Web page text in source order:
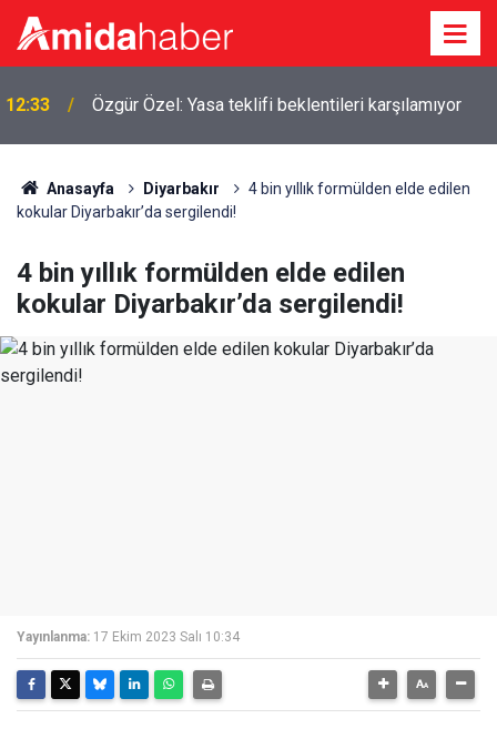
12:26 Şanlıurfa’da 16 yaşındaki kız çocuğu yaşamını yitirdi
Anasayfa Diyarbakır
4 bin yıllık formülden elde edilen
kokular Diyarbakır’da sergilendi!
4 bin yıllık formülden elde edilen
kokular Diyarbakır’da sergilendi!
Yayınlanma: 17 Ekim 2023 Salı 10:34